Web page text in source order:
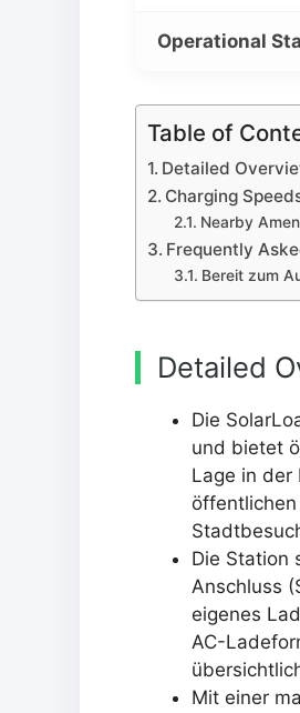
Operational
Table of
Detailed
Charging
Nearby
Frequently
Bereit zum
Detailed
Die
und bietet
Lage in der
Die Station
Anschluss
eigenes
AC-
Mit einer